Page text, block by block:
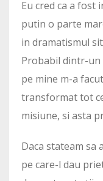
Eu cred ca a fost
putin o parte
in dramatismul
Probabil dintr-un
pe mine m-a
transformat tot
misiune, si asta
Daca stateam sa
pe care-l dau